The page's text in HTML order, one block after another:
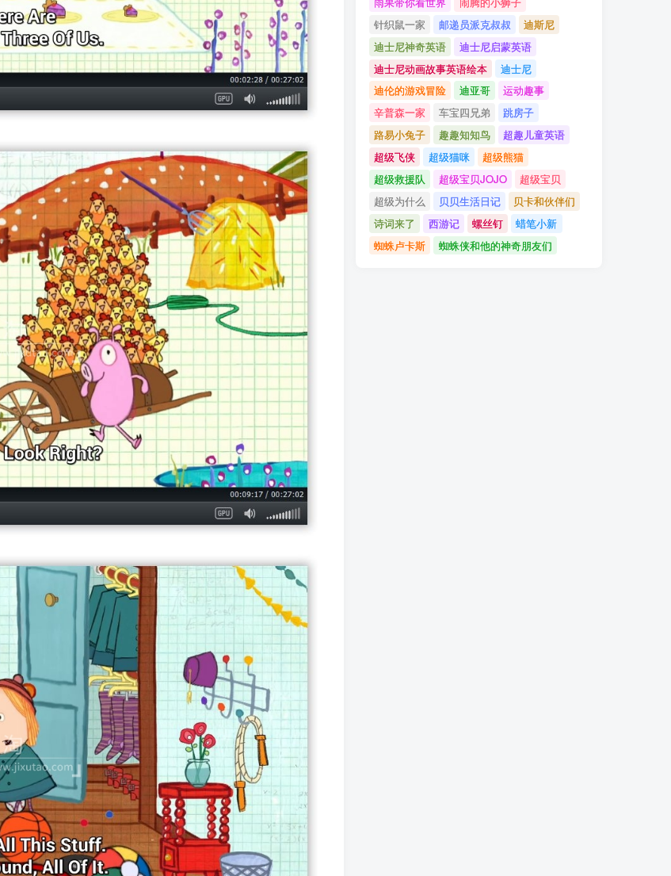
针织鼠一家
邮递员派克叔叔
迪斯尼
迪士尼神奇英语
迪士尼启蒙英语
迪士尼动画故事英语绘本
迪士尼
迪伦的游戏冒险
迪亚哥
运动趣事
辛普森一家
车宝四兄弟
跳房子
路易小兔子
趣趣知知鸟
超趣儿童英语
超级飞侠
超级猫咪
超级熊猫
超级救援队
超级宝贝JOJO
超级宝贝
超级为什么
贝贝生活日记
贝卡和伙伴们
诗词来了
西游记 螺丝钉
蜡笔小新
蜘蛛卢卡斯
蜘蛛侠和他的神奇朋友们